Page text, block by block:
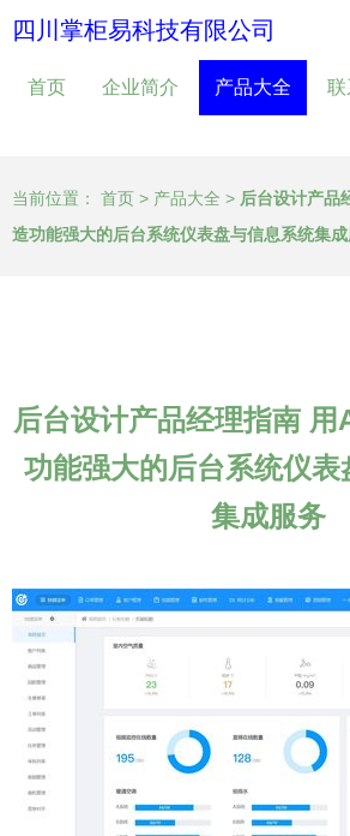
四川掌柜易科技有限公司
首页 企业简介 产品大全 联
当前位置： 首页 > 产品大全 > 后台设计产品
造功能强大的后台系统仪表盘与信息系统集
后台设计产品经理指南
功能强大的后台系统仪表
集成服务